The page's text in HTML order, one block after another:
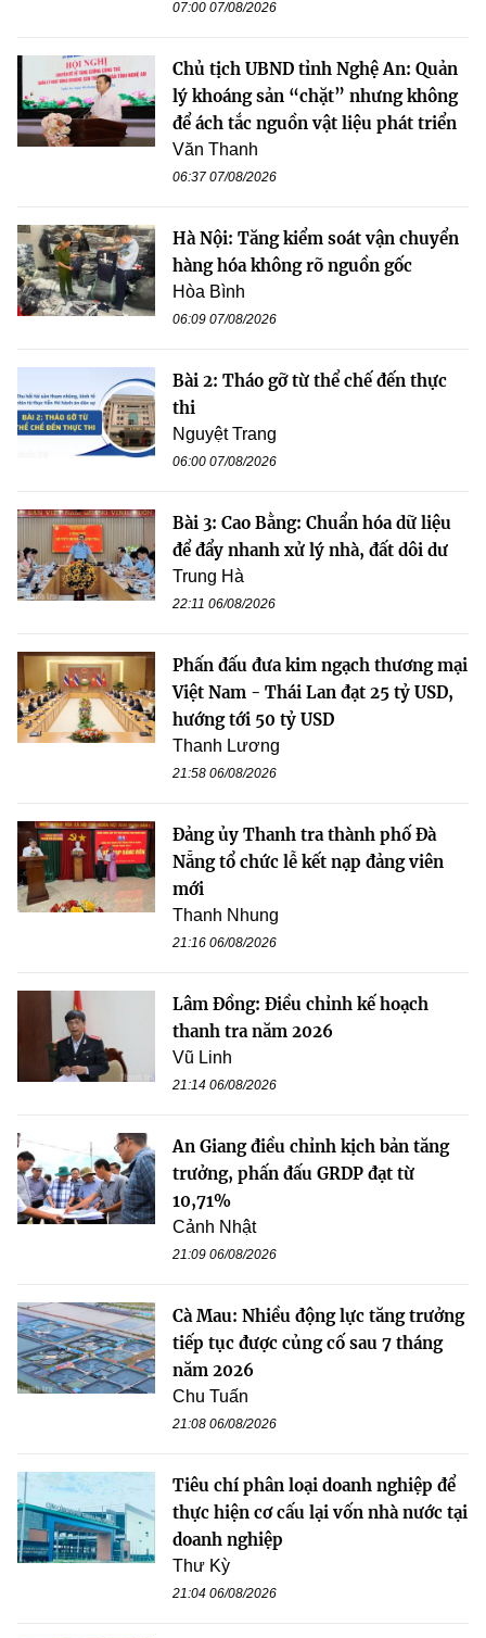
07:00 07/08/2026
Chủ tịch UBND tỉnh Nghệ An: Quản
lý khoáng sản “chặt” nhưng không
để ách tắc nguồn vật liệu phát triển
Văn Thanh
06:37 07/08/2026
Hà Nội: Tăng kiểm soát vận chuyển
hàng hóa không rõ nguồn gốc
Hòa Bình
06:09 07/08/2026
Bài 2: Tháo gỡ từ thể chế đến thực
thi
Nguyệt Trang
06:00 07/08/2026
Bài 3: Cao Bằng: Chuẩn hóa dữ liệu
để đẩy nhanh xử lý nhà, đất dôi dư
Trung Hà
22:11 06/08/2026
Phấn đấu đưa kim ngạch thương mại
Việt Nam - Thái Lan đạt 25 tỷ USD,
hướng tới 50 tỷ USD
Thanh Lương
21:58 06/08/2026
Đảng ủy Thanh tra thành phố Đà
Nẵng tổ chức lễ kết nạp đảng viên
mới
Thanh Nhung
21:16 06/08/2026
Lâm Đồng: Điều chỉnh kế hoạch
thanh tra năm 2026
Vũ Linh
21:14 06/08/2026
An Giang điều chỉnh kịch bản tăng
trưởng, phấn đấu GRDP đạt từ
10,71%
Cảnh Nhật
21:09 06/08/2026
Cà Mau: Nhiều động lực tăng trưởng
tiếp tục được củng cố sau 7 tháng
năm 2026
Chu Tuấn
21:08 06/08/2026
Tiêu chí phân loại doanh nghiệp để
thực hiện cơ cấu lại vốn nhà nước tại
doanh nghiệp
Thư Kỳ
21:04 06/08/2026